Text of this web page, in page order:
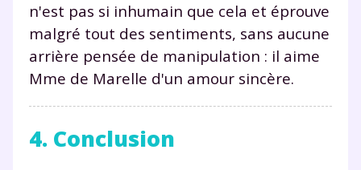
n'est pas si inhumain que cela et éprouve
malgré tout des sentiments, sans aucune
arrière pensée de manipulation : il aime
Mme de Marelle d'un amour sincère.
4. Conclusion
consulternotre charte .